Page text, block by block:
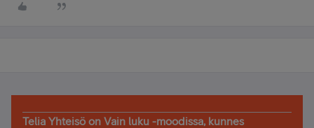
Telia Yhteisö on Vain luku -moodissa, kunnes